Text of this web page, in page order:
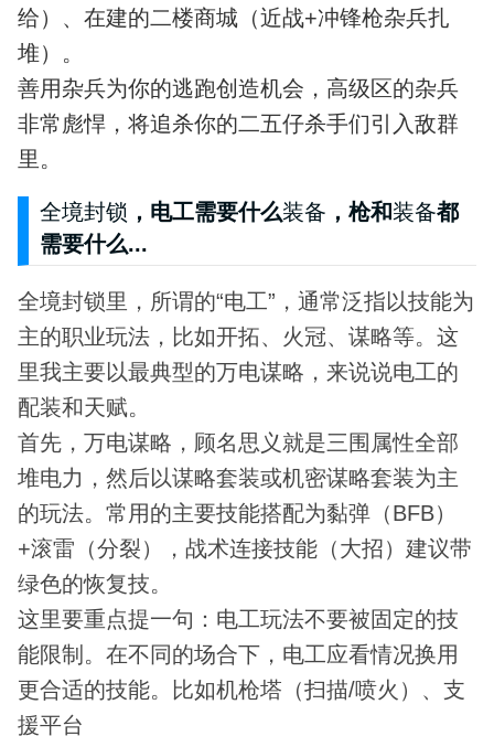
给）、在建的二楼商城（近战+冲锋枪杂兵扎
堆）。
善用杂兵为你的逃跑创造机会，高级区的杂兵
非常彪悍，将追杀你的二五仔杀手们引入敌群
里。
全境封锁 ，电工需要什么装备 ，枪和装备都
需要什么...
全境封锁里，所谓的“电工”，通常泛指以技能为
主的职业玩法，比如开拓、火冠、谋略等。这
里我主要以最典型的万电谋略，来说说电工的
配装和天赋。
首先，万电谋略，顾名思义就是三围属性全部
堆电力，然后以谋略套装或机密谋略套装为主
的玩法。常用的主要技能搭配为黏弹（BFB）
+滚雷（分裂），战术连接技能（大招）建议带
绿色的恢复技。
这里要重点提一句：电工玩法不要被固定的技
能限制。在不同的场合下，电工应看情况换用
更合适的技能。比如机枪塔（扫描/喷火）、支
援平台